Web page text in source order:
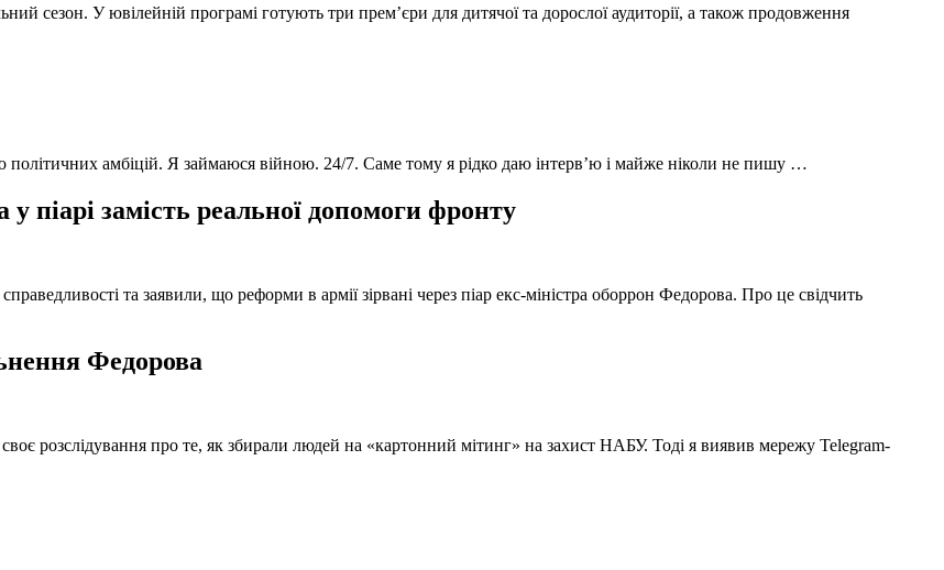
сезон. У ювілейній програмі готують три прем’єри для дитячої та дорослої аудиторії, а також продовження
політичних амбіцій. Я займаюся війною. 24/7. Саме тому я рідко даю інтерв’ю і майже ніколи не пишу …
піарі замість реальної допомоги фронту
та заявили, що реформи в армії зірвані через піар екс-міністра оборрон Федорова. Про це свідчить
Федорова
розслідування про те, як збирали людей на «картонний мітинг» на захист НАБУ. Тоді я виявив мережу Telegram-